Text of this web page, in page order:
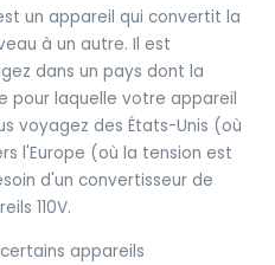
un appareil qui convertit la
à un autre. Il est
dans un pays dont la
pour laquelle votre appareil
voyagez des États-Unis (où
l'Europe (où la tension est
d'un convertisseur de
110V.
appareils